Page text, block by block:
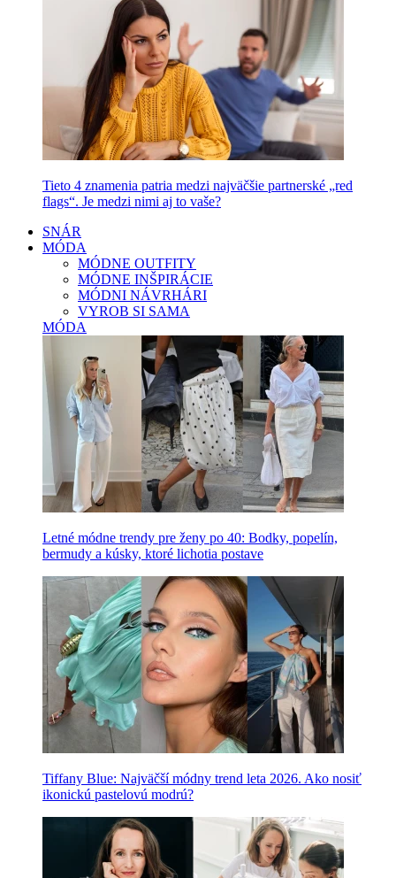
Tieto 4 znamenia patria medzi najväčšie partnerské „red
flags“. Je medzi nimi aj to vaše?
SNÁR
MÓDA
MÓDNE OUTFITY
MÓDNE INŠPIRÁCIE
MÓDNI NÁVRHÁRI
VYROB SI SAMA
MÓDA
Letné módne trendy pre ženy po 40: Bodky, popelín,
bermudy a kúsky, ktoré lichotia postave
Tiffany Blue: Najväčší módny trend leta 2026. Ako nosiť
ikonickú pastelovú modrú?